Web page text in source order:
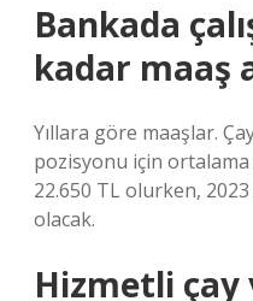
Bankada
kadar maaş
Yıllara göre maaşlar.
pozisyonu için ortalama
22.650 TL olurken,
olacak.
Hizmetli çay